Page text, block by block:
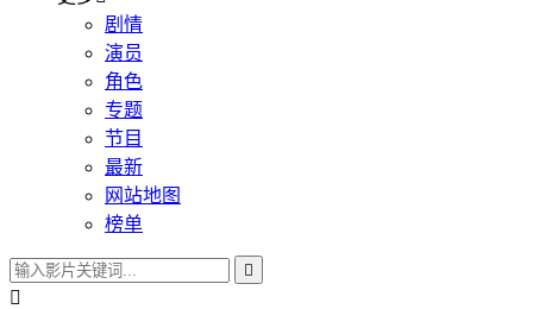
剧情
演员
角色
专题
节目
最新
网站地图
榜单

